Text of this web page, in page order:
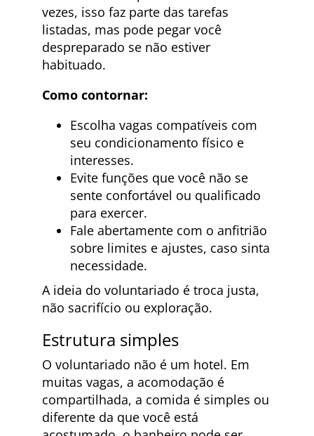
vezes, isso faz parte das tarefas
listadas, mas pode pegar você
despreparado se não estiver
habituado.
Como contornar:
Escolha vagas compatíveis com
seu condicionamento físico e
interesses.
Evite funções que você não se
sente confortável ou qualificado
para exercer.
Fale abertamente com o anfitrião
sobre limites e ajustes, caso sinta
necessidade.
A ideia do voluntariado é troca justa,
não sacrifício ou exploração.
Estrutura simples
O voluntariado não é um hotel. Em
muitas vagas, a acomodação é
compartilhada, a comida é simples ou
diferente da que você está